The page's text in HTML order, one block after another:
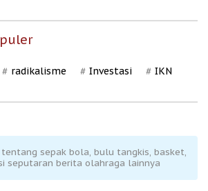
radikalisme Investasi IKN
sepak bola, bulu tangkis, basket,
seputaran berita olahraga lainnya